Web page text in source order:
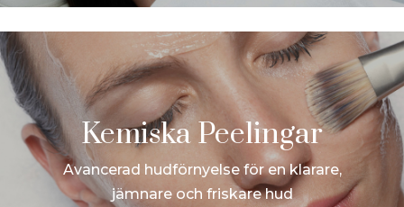
Kemiska Peelingar
Avancerad hudförnyelse för en klarare,
jämnare och friskare hud